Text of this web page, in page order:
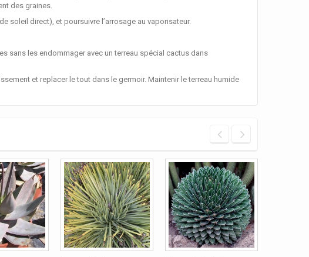
des graines.
soleil direct), et poursuivre l’arrosage au vaporisateur.
sans les endommager avec un terreau spécial cactus dans
et replacer le tout dans le germoir. Maintenir le terreau humide